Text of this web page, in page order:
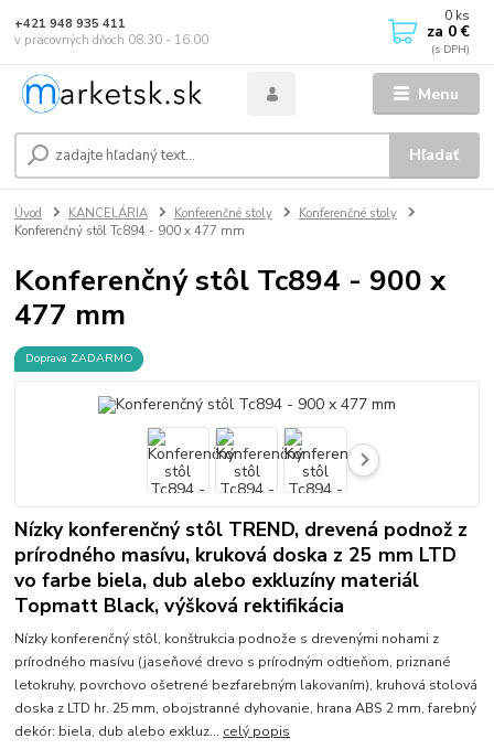
Menu
Hľadať
+421 948 935 411
v pracovných dňoch 08.30 - 16.00
0 ks
za 0 €
Úvod KANCELÁRIA Konferenčné stoly
Konferenčné stoly
Konferenčný stôl Tc894 - 900 x 477 mm
Konferenčný stôl Tc894 - 900 x
477 mm
Doprava ZADARMO
Nízky konferenčný stôl TREND, drevená podnož z
prírodného masívu, kruková doska z 25 mm LTD
vo farbe biela, dub alebo exkluzíny materiál
Topmatt Black, výšková rektifikácia
Nízky konferenčný stôl, konštrukcia podnože s drevenými nohami z
prírodného masívu (jaseňové drevo s prírodným odtieňom, priznané
letokruhy, povrchovo ošetrené bezfarebným lakovaním), kruhová stolová
doska z LTD hr. 25 mm, obojstranné dyhovanie, hrana ABS 2 mm, farebný
dekór: biela, dub alebo exkluz... celý popis